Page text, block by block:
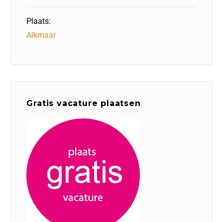
Plaats:
Alkmaar
Gratis vacature plaatsen